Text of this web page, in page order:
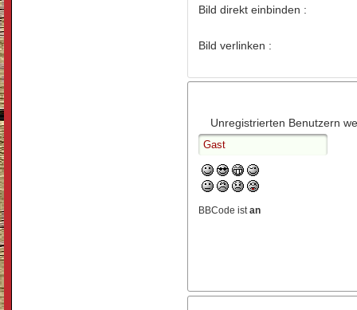
Bild direkt einbinden :
Bild verlinken :
Unregistrierten Benutzern
BBCode istan